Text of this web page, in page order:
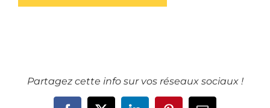
Partagez cette info sur vos réseaux sociaux !